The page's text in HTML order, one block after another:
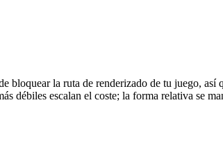
la ruta de renderizado de tu juego,
débiles escalan el coste; la forma relativa se